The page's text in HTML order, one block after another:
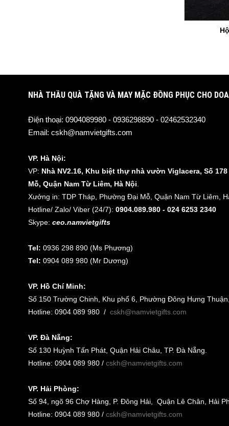
NHÀ THẦU QUÀ TẶNG VÀ MAY MẶC ĐỒNG PHỤC CHO
Điện thoại: 0904089980 - 0936298890 - 02462532340
Email: cskh@namvietgifts.com
VP. Hà Nội:
VP: Nhà NV2.16, Khu biệt thự nhà vườn Viglacera, Số
Mỗ, Quận Nam Từ Liêm, Hà Nội.
Xưởng in: TDP Tháp, Phường Đại Mỗ, Quận Nam Từ Liêm,
Hotline/ Zalo/ Viber (24/7): 0904.089.980 - 024 6253 2340
Skype: ceo.namvietgifts
Tel: 0936 298 890 (Ms Phương)
Tel: 0904 089 980 (Mr Dương)
VP. Hồ Chí Minh:
Số 150 Trường Chinh, Khu phố 6, Phường Đông Hưng
Hotline: 0904 089 980 / cskh@namvietgifts.com
VP. Đà Nẵng:
Số 130 Huỳnh Tấn Phát, Quận Hải Châu, TP. Đà Nẵng.
Hotline: 0904 089 980 / cskh@namvietgifts.com
VP. Hải Phòng:
Số 94, ngõ 96 Chợ Hàng, P. Đông Hải, Quận Lê Chân, Hải
Hotline: 0904 089 980 / cskh@namvietgifts.com